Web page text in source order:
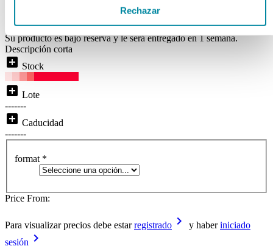
Rechazar
Entrega inmediata
Price From:
Su producto es bajo reserva y le será entregado en 1 semana.
Descripción corta
add_box Stock
add_box Lote
-------
add_box Caducidad
-------
format *
Price From:
Para visualizar precios debe estarregistrado keyboard_arrow_right y haberiniciado
sesión keyboard_arrow_right